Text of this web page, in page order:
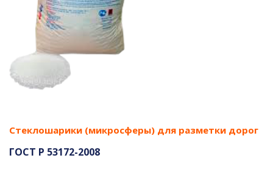
Стеклошарики (микросферы) для разметки дорог
ГОСТ Р 53172-2008